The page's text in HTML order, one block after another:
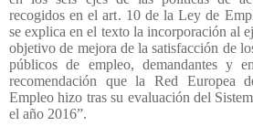
recogidos en el art. 10 de la Ley de
se explica en el texto la incorporación al
objetivo de mejora de la satisfacción de
públicos de empleo, demandantes y
recomendación que la Red Europea
Empleo hizo tras su evaluación del
el año 2016”.